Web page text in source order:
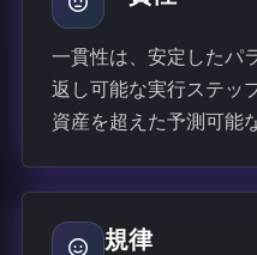
一貫性は、安定したパ
返し可能な実行ステッ
資産を超えた予測可能
規律